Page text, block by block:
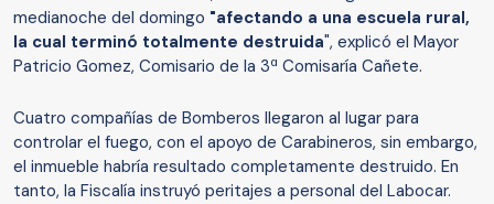
medianoche del domingo "afectando a una escuela rural,
la cual terminó totalmente destruida", explicó el Mayor
Patricio Gomez, Comisario de la 3ª Comisaría Cañete.
Cuatro compañías de Bomberos llegaron al lugar para
controlar el fuego, con el apoyo de Carabineros, sin embargo,
el inmueble habría resultado completamente destruido. En
tanto, la Fiscalía instruyó peritajes a personal del Labocar.